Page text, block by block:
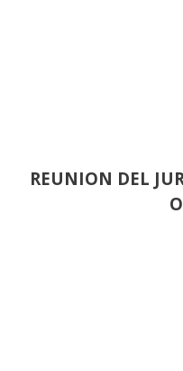
REUNION DEL